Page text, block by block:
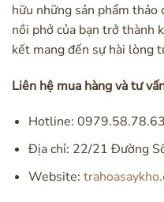
hữu những sản phẩm thảo
nồi phở của bạn trở thành
kết mang đến sự hài lòng
Liên hệ mua hàng và tư
Hotline:
Địa chỉ: 22/21 Đường
Website: